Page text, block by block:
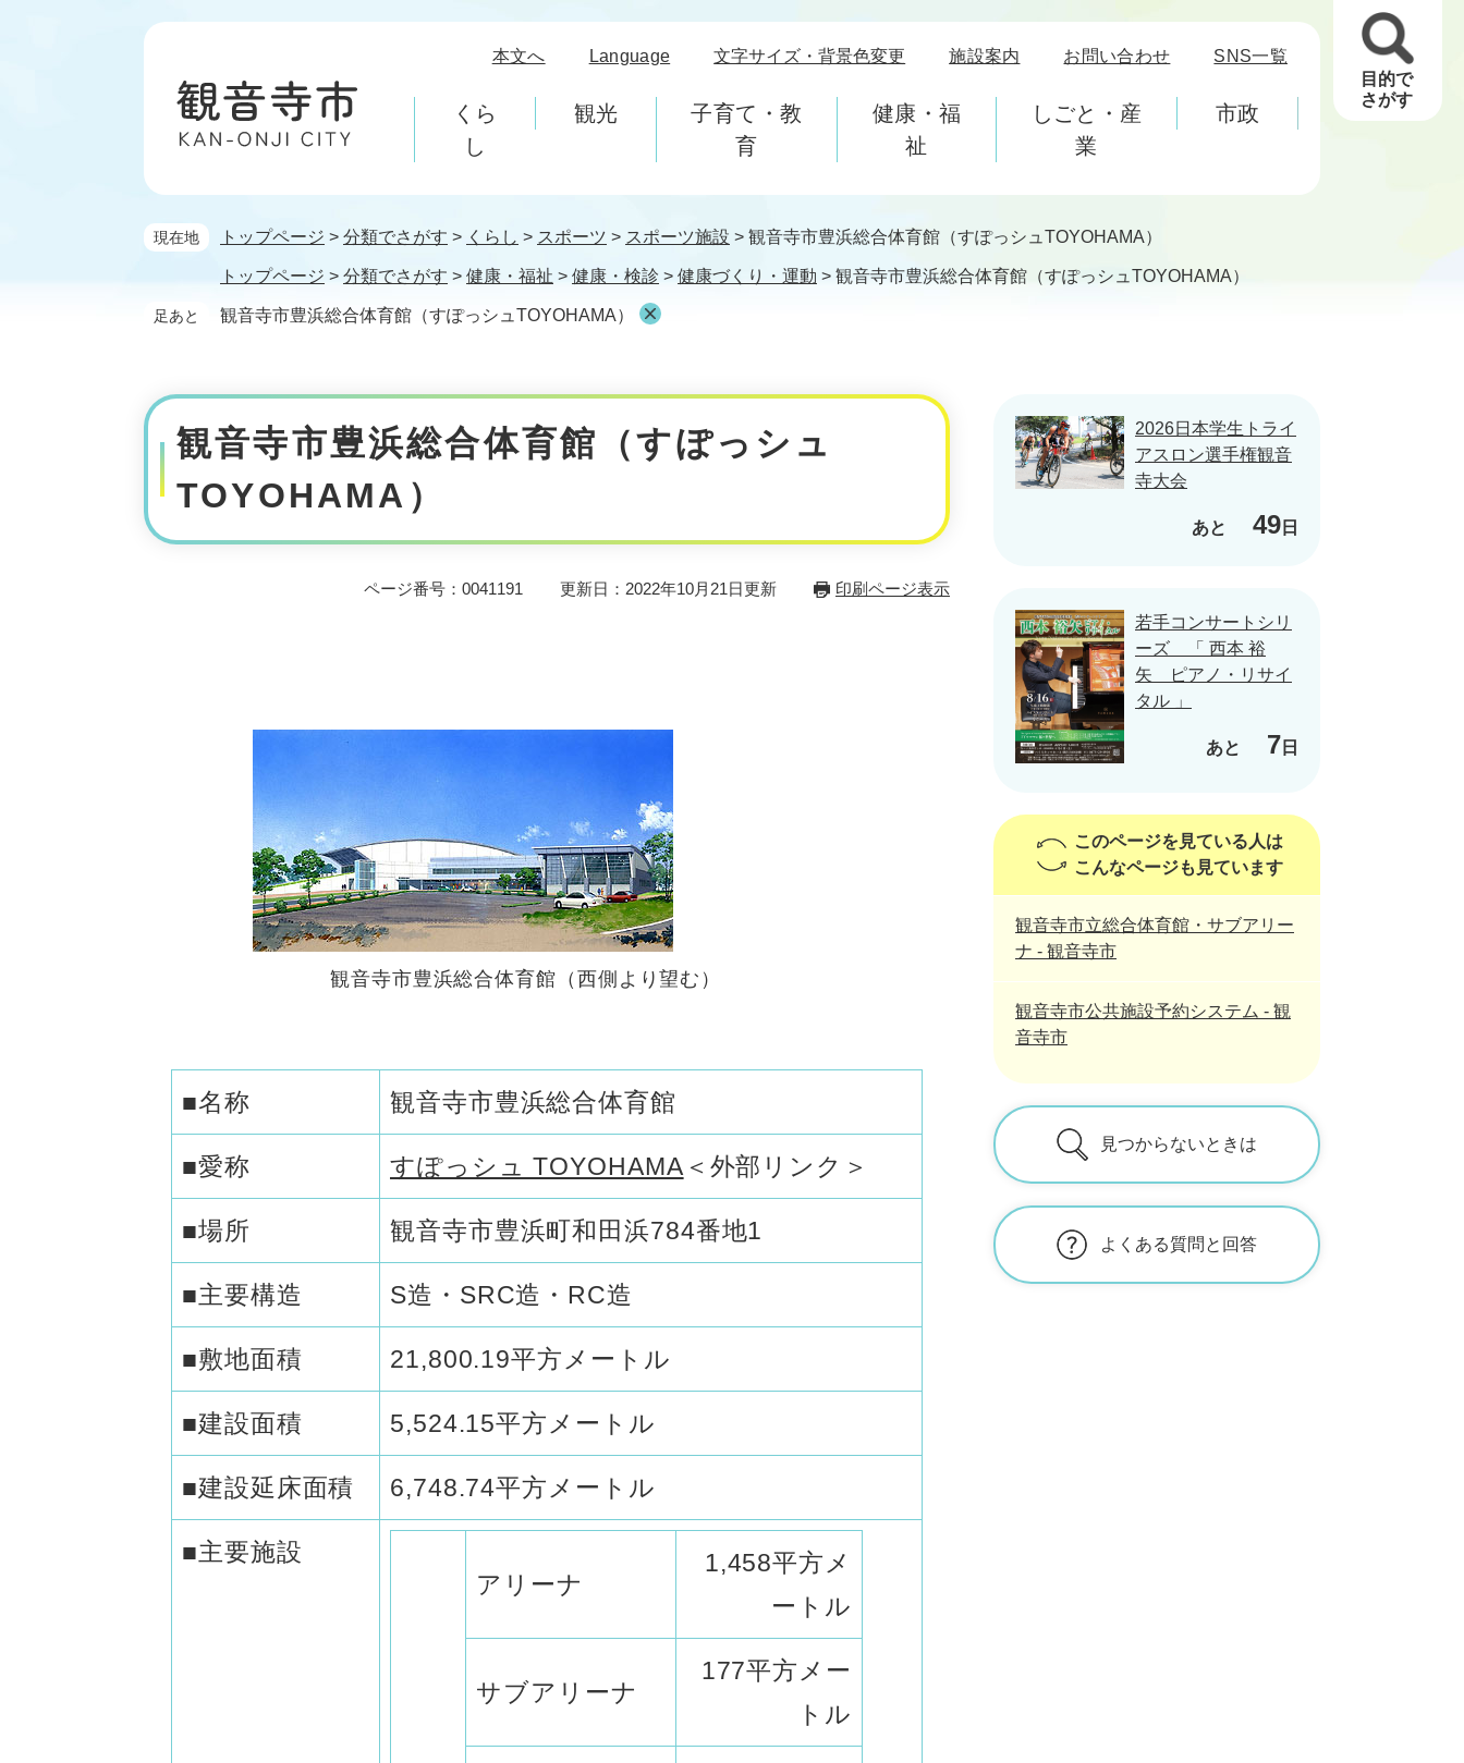
本文へ Language 文字サイズ・背景色変更 施設案内 お問い合わせ SNS一覧
くら
し
観光
子育て・教
育
健康・福
祉
しごと・産
業
市政
目的で
さがす
現在地 トップページ > 分類でさがす > くらし > スポーツ > スポーツ施設 > 観音寺市豊浜総合体育館（すぽっシュTOYOHAMA）
トップページ > 分類でさがす > 健康・福祉 > 健康・検診 > 健康づくり・運動 > 観音寺市豊浜総合体育館（すぽっシュTOYOHAMA）
足あと 観音寺市豊浜総合体育館（すぽっシュTOYOHAMA）
本
観音寺市豊浜総合体育館（すぽっシュ
TOYOHAMA）
ページ番号：0041191 更新日：2022年10月21日更新 印刷ページ表示
観音寺市豊浜総合体育館（西側より望む）
■名称 観音寺市豊浜総合体育館
■愛称 すぽっシュ TOYOHAMA ＜外部リンク＞
■場所 観音寺市豊浜町和田浜784番地1
■主要構造 S造・SRC造・RC造
■敷地面積 21,800.19平方メートル
■建設面積 5,524.15平方メートル
■建設延床面積 6,748.74平方メートル
■主要施設
アリーナ
1,458平方メ
ートル
サブアリーナ
177平方メー
トル
2026日本学生トライ
アスロン選手権観音
寺大会
あと 49 日
若手コンサートシリ
ーズ 「 西本 裕
矢 ピアノ・リサイ
タル 」
あと 7 日
このページを見ている人は
こんなページも見ています
観音寺市立総合体育館・サブアリー
ナ - 観音寺市
観音寺市公共施設予約システム - 観
音寺市
見つからないときは
よくある質問と回答